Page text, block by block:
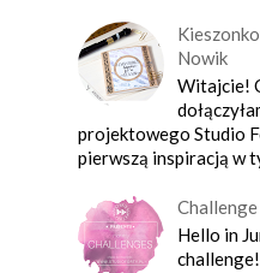
Nowik
Witajcie!
projektowego Studio
pierwszą inspiracją w
Hello in